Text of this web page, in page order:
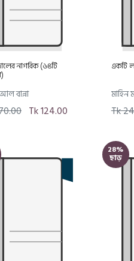
নাগরিক (৬৪টি
বান্না
Tk 124.00
একটি
মাহিন
Tk
28%
ছাড়